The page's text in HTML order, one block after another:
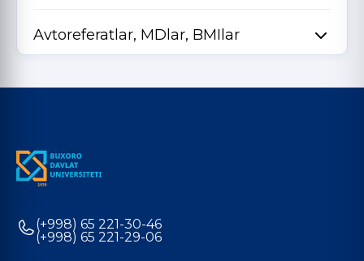
Avtoreferatlar, MDlar, BMIlar
(+998) 65 221-30-46
(+998) 65 221-29-06